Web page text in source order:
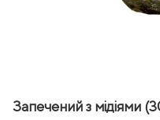
Запечений з мідіями